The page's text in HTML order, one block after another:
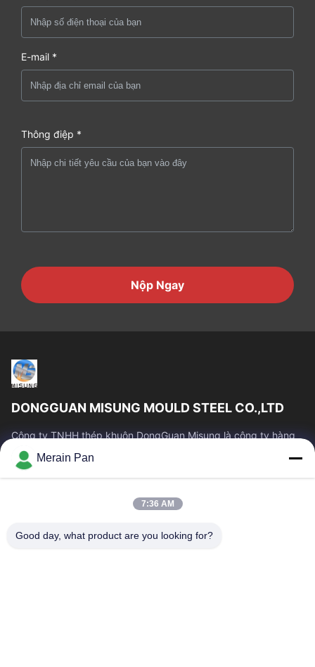
E-mail *
Thông điệp *
Nộp Ngay
DONGGUAN MISUNG MOULD STEEL CO.,LTD
Công ty TNHH thép khuôn DongGuan Misung là công ty hàng
đầu về cung cấp thép khuôn nhựa, thép gia công nóng, thép
gia công nguội, thép kết cấu hợp kim
Liên Kết Nhanh
Các Sản Phẩm
Hướng Dẫn VR
Về Chúng Tôi
Merain Pan
7:36 AM
Good day, what product are you looking for?